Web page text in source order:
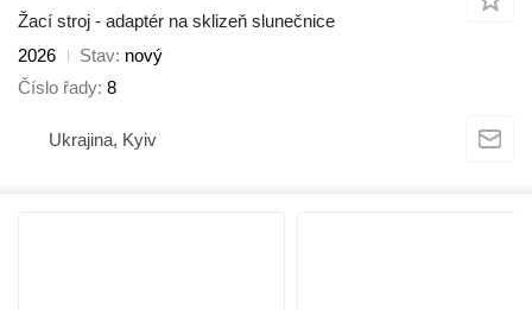
Žací stroj - adaptér na sklizeň slunečnice
2026
Stav nový
Číslo řady 8
Ukrajina, Kyiv